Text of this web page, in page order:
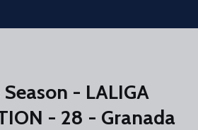
- LALIGA
- 28 - Granada